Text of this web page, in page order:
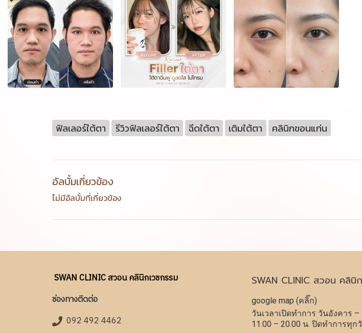
ฟิลเลอร์ใต้ตา รีวิวฟิลเลอร์ใต้ตา ฉีดใต้ตา เติมใต้ตา คลินิกขอนแก่น
อัลบั้มเกี่ยวข้อง
ไม่มีอัลบั้มที่เกี่ยวข้อง
SWAN CLINIC สวอน คลินิกเวชกรรม
ช่องทางติดต่อ
092 492 4462
SWAN CLINIC สวอน คลินิ
google map (คลิ๊ก)
วันเวลาเปิดทำการ วันอังคาร
11.00 – 20.00 น. ปิดทำการทุก